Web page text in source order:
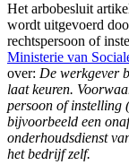
Het arbobesluit
wordt uitgevoerd
rechtspersoon of
Ministerie van
over: De werkgever
laat keuren.
persoon of instelling (
bijvoorbeeld een
onderhoudsdienst
het bedrijf zelf.